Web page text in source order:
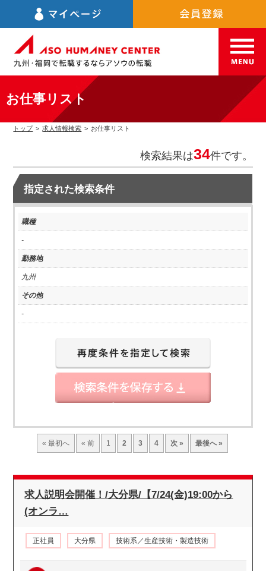
お仕事リスト
トップ > 求人情報検索 > お仕事リスト
検索結果は34件です。
指定された検索条件
職種
-
勤務地
九州
その他
-
« 最初へ « 前 1 2 3 4 次 » 最後へ »
求人説明会開催！/大分県/【7/24(金)19:00から
(オンラ…
正社員 大分県 技術系／生産技術・製造技術